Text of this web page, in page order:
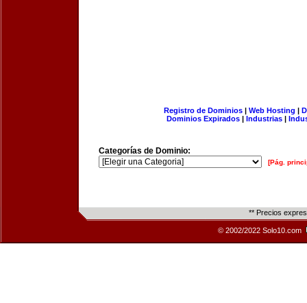
Registro de Dominios| Web Hosting |
Dominios Expirados | Industrias |
Categorías de Dominio:
[Pág.
** Precios
© 2002/2022 Solo10.com